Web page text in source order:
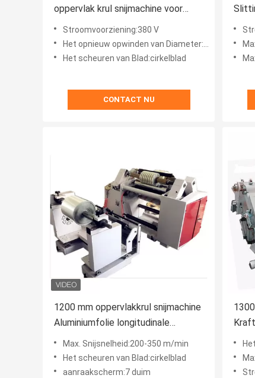
oppervlak krul snijmachine voor
hoge snelheid snijden 200-
350m/min
Stroomvoorziening:380 V
Het opnieuw opwinden van Diameter:450 mm
Het scheuren van Blad:cirkelblad
CONTACT NU
1200 mm oppervlakkrul snijmachine
Aluminiumfolie longitudinale
snijmachine
Max. Snijsnelheid:200-350 m/min
Het scheuren van Blad:cirkelblad
aanraakscherm:7 duim